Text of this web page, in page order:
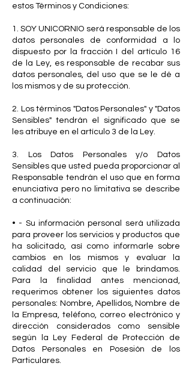
estos Términos y Condiciones:
1. SOY UNICORNIO será responsable de los
datos personales de conformidad a lo
dispuesto por la fracción I del artículo 16
de la Ley, es responsable de recabar sus
datos personales, del uso que se le dé a
los mismos y de su protección.
2. Los términos "Datos Personales" y "Datos
Sensibles" tendrán el significado que se
les atribuye en el artículo 3 de la Ley.
3. Los Datos Personales y/o Datos
Sensibles que usted pueda proporcionar al
Responsable tendrán el uso que en forma
enunciativa pero no limitativa se describe
a continuación:
• - Su información personal será utilizada
para proveer los servicios y productos que
ha solicitado, así como informarle sobre
cambios en los mismos y evaluar la
calidad del servicio que le brindamos.
Para la finalidad antes mencionad,
requerimos obtener los siguientes datos
personales: Nombre, Apellidos, Nombre de
la Empresa, teléfono, correo electrónico y
dirección considerados como sensible
según la Ley Federal de Protección de
Datos Personales en Posesión de los
Particulares.